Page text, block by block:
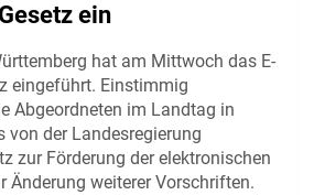
ein
hat am Mittwoch das E-
eingeführt. Einstimmig
Abgeordneten im Landtag in
von der Landesregierung
zur Förderung der elektronischen
Änderung weiterer Vorschriften.